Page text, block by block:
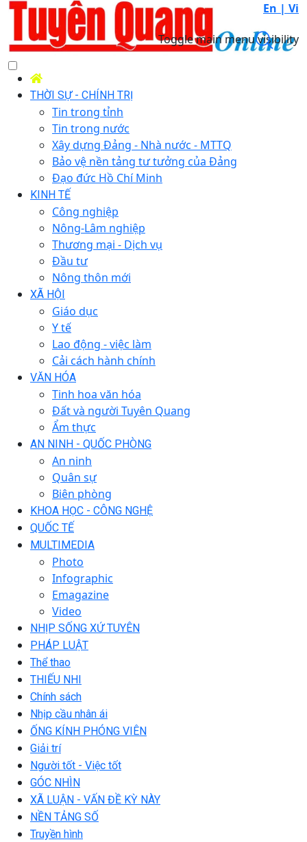
En | Vi
Toggle main menu visibility
THỜI SỰ - CHÍNH TRỊ
Tin trong tỉnh
Tin trong nước
Xây dựng Đảng - Nhà nước - MTTQ
Bảo vệ nền tảng tư tưởng của Đảng
Đạo đức Hồ Chí Minh
KINH TẾ
Công nghiệp
Nông-Lâm nghiệp
Thương mại - Dịch vụ
Đầu tư
Nông thôn mới
XÃ HỘI
Giáo dục
Y tế
Lao động - việc làm
Cải cách hành chính
VĂN HÓA
Tinh hoa văn hóa
Đất và người Tuyên Quang
Ẩm thực
AN NINH - QUỐC PHÒNG
An ninh
Quân sự
Biên phòng
KHOA HỌC - CÔNG NGHỆ
QUỐC TẾ
MULTIMEDIA
Photo
Infographic
Emagazine
Video
NHỊP SỐNG XỨ TUYÊN
PHÁP LUẬT
Thể thao
THIẾU NHI
Chính sách
Nhịp cầu nhân ái
ỐNG KÍNH PHÓNG VIÊN
Giải trí
Người tốt - Việc tốt
GÓC NHÌN
XÃ LUẬN - VẤN ĐỀ KỲ NÀY
NỀN TẢNG SỐ
Truyền hình